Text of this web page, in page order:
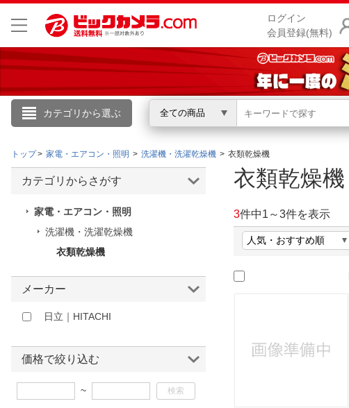
ログイン
会員登録(無料)
カテゴリから選ぶ 全ての商品
こんにちは
ログイン
トップ 家電・エアコン・照明 洗濯機・洗濯乾燥機 衣類乾燥機
衣類乾燥
3件中1 ～3件を表示
カテゴリからさがす
家電・エアコン・照明
洗濯機・洗濯乾燥機
衣類乾燥機
メーカー
日立｜HITACHI
価格で絞り込む
~